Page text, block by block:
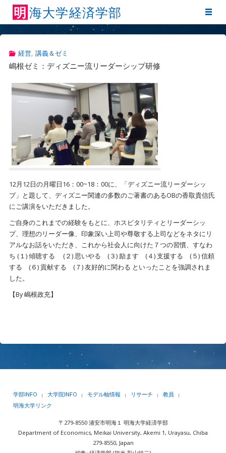
明 海大学経済学部
経営, 講義＆ゼミ
嶋根ゼミ：ディズニー流リーダーシップ研修
12月12日の月曜日16：00~18：00に、「ディズニー流リーダーシッ
プ」と題して、ディズニー関連の多数のご著書のあるOBの香取貴信氏
にご講演をいただきました。
ご自身のこれまでの経験をもとに、ホスピタリティとリーダーシッ
プ、理想のリーダー像、印象深い上司や尊敬する上司などをネタにリ
アルなお話をいただき、これから社会人に向けた７つの習慣、すなわ
ち (１) 傾聴する (２) 思いやる (３) 励ます (４) 支援する (５) 信頼
する (６) 貢献する (７) 友好的に関わる といったことを強調されま
した。
【By 嶋根政充】
学部INFO | 大学院INFO | モデル軸情報 | リサーチ | 教員 |
明海大学リンク
〒279-8550 浦安市明海１ 明海大学経済学部
Department of Economics, Meikai University, Akemi 1, Urayasu, Chiba
279-8550, Japan